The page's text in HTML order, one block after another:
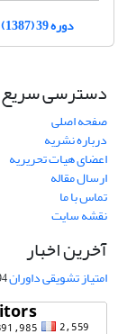
دوره 39 (1387)
دسترسی سریع
صفحه اصلی
درباره نشریه
اعضای هیات تحریریه
ارسال مقاله
تماس با ما
نقشه سایت
آخرین اخبار
امتیاز تشویقی داوران